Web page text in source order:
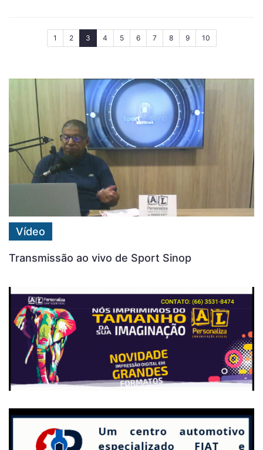
1 2 3(current)
4 5 6 7 8 9 10
Vídeo
Transmissão ao vivo de Sport Sinop